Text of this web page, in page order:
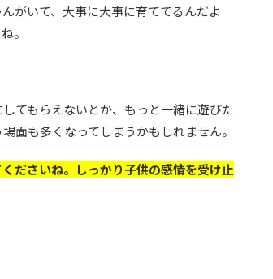
がいて、大事に大事に育ててるんだよ
。
てもらえないとか、もっと一緒に遊びた
面も多くなってしまうかもしれません。
ださいね。しっかり子供の感情を受け止